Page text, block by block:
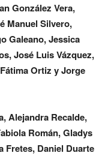
González Vera,
Manuel Silvero,
Galeano, Jessica
José Luis Vázquez,
Ortiz y Jorge
Alejandra Recalde,
Román, Gladys
Fretes, Daniel Duarte